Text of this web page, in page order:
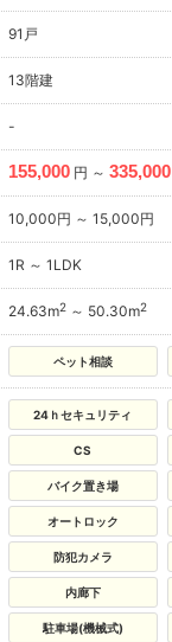
91戸
13階建
-
155,000 円 ～ 335,000
10,000円 ～ 15,000円
1R ～ 1LDK
24.63m2～ 50.30m2
ペット相談
24ｈセキュリティ
CS
バイク置き場
オートロック
防犯カメラ
内廊下
駐車場(機械式)